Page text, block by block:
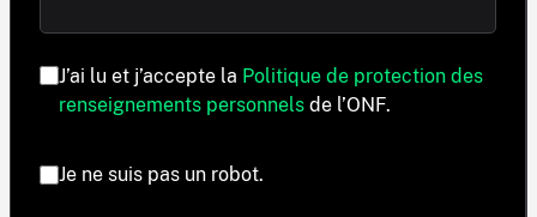
J’ai lu et j’accepte la Politique de protection des
renseignements personnels de l’ONF.
Je ne suis pas un robot.